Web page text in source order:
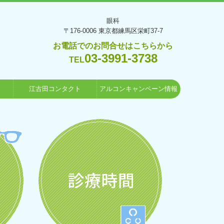
眼科
〒176-0006 東京都練馬区栄町37-7
お電話でのお問合せはこちらから
TEL03-3991-3738
江古田コンタクト アルコンキャンペーン情報